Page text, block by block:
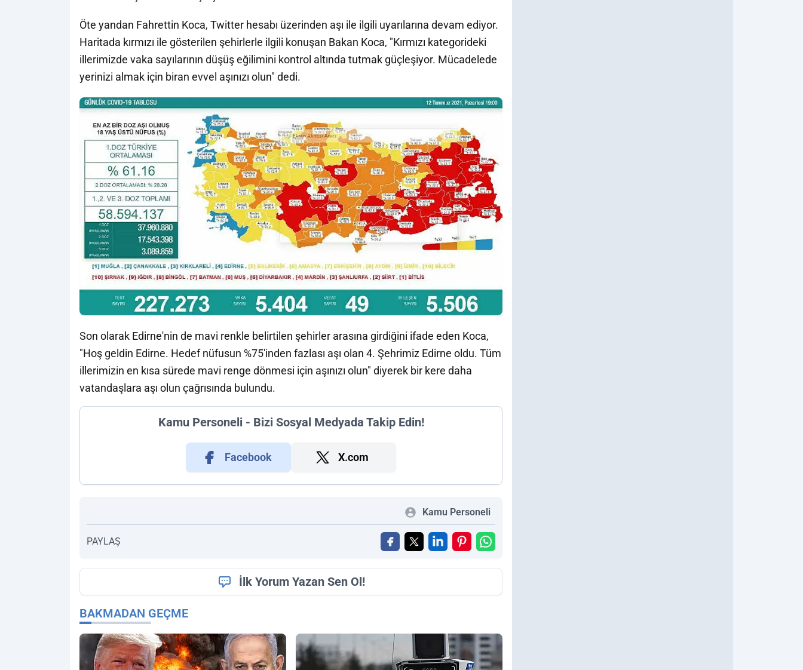
Öte yandan Fahrettin Koca, Twitter hesabı üzerinden aşı ile ilgili uyarılarına devam ediyor.
Haritada kırmızı ile gösterilen şehirlerle ilgili konuşan Bakan Koca, "Kırmızı kategorideki
illerimizde vaka sayılarının düşüş eğilimini kontrol altında tutmak güçleşiyor. Mücadelede
yerinizi almak için biran evvel aşınızı olun" dedi.
Son olarak Edirne'nin de mavi renkle belirtilen şehirler arasına girdiğini ifade eden Koca,
"Hoş geldin Edirne. Hedef nüfusun %75'inden fazlası aşı olan 4. Şehrimiz Edirne oldu. Tüm
illerimizin en kısa sürede mavi renge dönmesi için aşınızı olun" diyerek bir kere daha
vatandaşlara aşı olun çağrısında bulundu.
Kamu Personeli - Bizi Sosyal Medyada Takip Edin!
Facebook X.com
Kamu Personeli
PAYLAŞ
İlk Yorum Yazan Sen Ol!
BAKMADAN GEÇME